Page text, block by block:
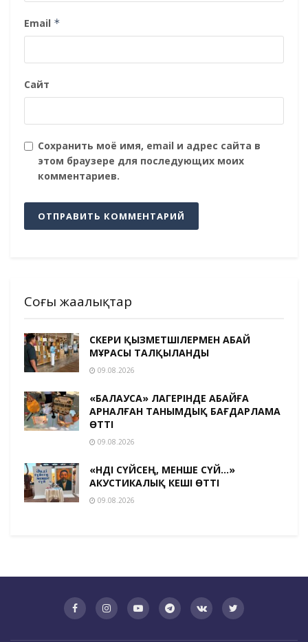
Email *
Сайт
Сохранить моё имя, email и адрес сайта в
этом браузере для последующих моих
комментариев.
Соңғы жаңалықтар
ӘСКЕРИ ҚЫЗМЕТШІЛЕРМЕН АБАЙ
МҰРАСЫ ТАЛҚЫЛАНДЫ
09.08.2026
«БАЛАУСА» ЛАГЕРІНДЕ АБАЙҒА
АРНАЛҒАН ТАНЫМДЫҚ БАҒДАРЛАМА
ӨТТІ
09.08.2026
«ӘНДІ СҮЙСЕҢ, МЕНШЕ СҮЙ…»
АКУСТИКАЛЫҚ КЕШІ ӨТТІ
09.08.2026